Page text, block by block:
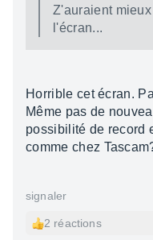
Z'auraient
l'écran...
Horrible cet écran.
Même pas de
possibilité de record
comme chez
signaler
2 réactions